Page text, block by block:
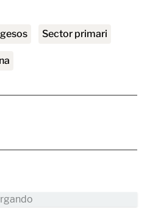
sector primari